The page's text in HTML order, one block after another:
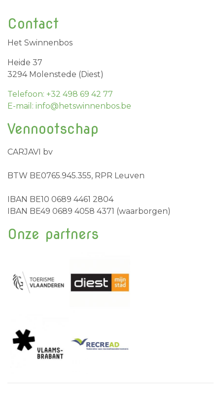
Contact
Het Swinnenbos
Heide 37
3294 Molenstede (Diest)
Telefoon: +32 498 69 42 77
E-mail: info@hetswinnenbos.be
Vennootschap
CARJAVI bv
BTW BE0765.945.355, RPR Leuven
IBAN BE10 0689 4461 2804
IBAN BE49 0689 4058 4371 (waarborgen)
Onze partners